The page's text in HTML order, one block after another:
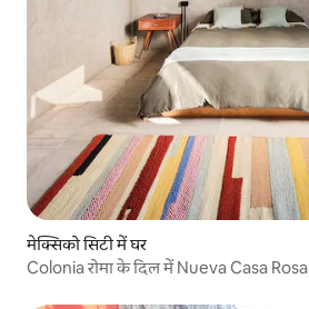
मेक्सिको सिटी में घर
Colonia रोमा के दिल में Nueva Casa Rosa